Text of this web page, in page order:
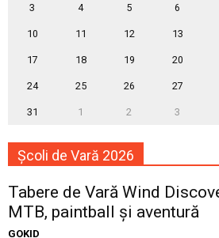
3 4 5 6
10 11 12 13
17 18 19 20
24 25 26 27
31 1 2 3
Școli de Vară 2026
Tabere de Vară Wind
MTB, paintball și aventură
GOKID